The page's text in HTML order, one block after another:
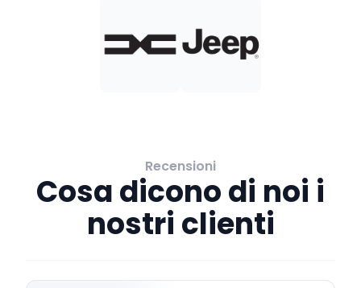
Recensioni
Cosa dicono di noi i
nostri clienti